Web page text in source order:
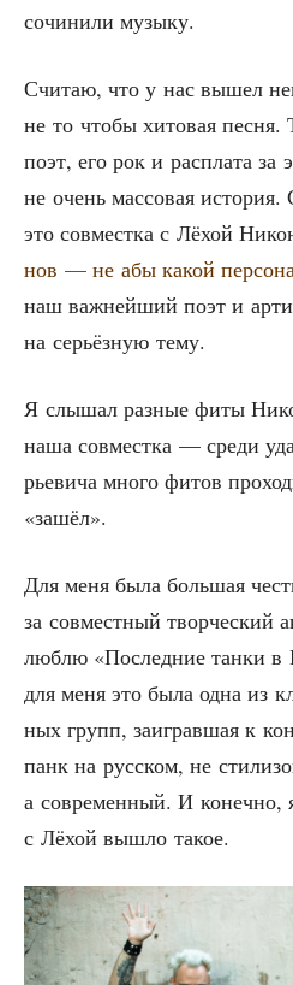
сочи­ни­ли музыку.
Счи­таю, что у нас вышел
не то что­бы хито­вая
поэт, его рок и рас­пла­та за
не очень мас­со­вая
это сов­мест­ка с Лёхой
нов — не абы какой
наш важ­ней­ший поэт и
на серьёз­ную тему.
Я слы­шал раз­ные фиты
наша сов­мест­ка — сре­ди
рье­ви­ча мно­го фитов
«зашёл».
Для меня была боль­шая
за сов­мест­ный твор­че­ский
люб­лю «Послед­ние тан­ки
для меня это была одна из
ных групп, заиг­рав­шая к
панк на рус­ском, не
а совре­мен­ный. И конеч­но,
с Лёхой вышло такое.